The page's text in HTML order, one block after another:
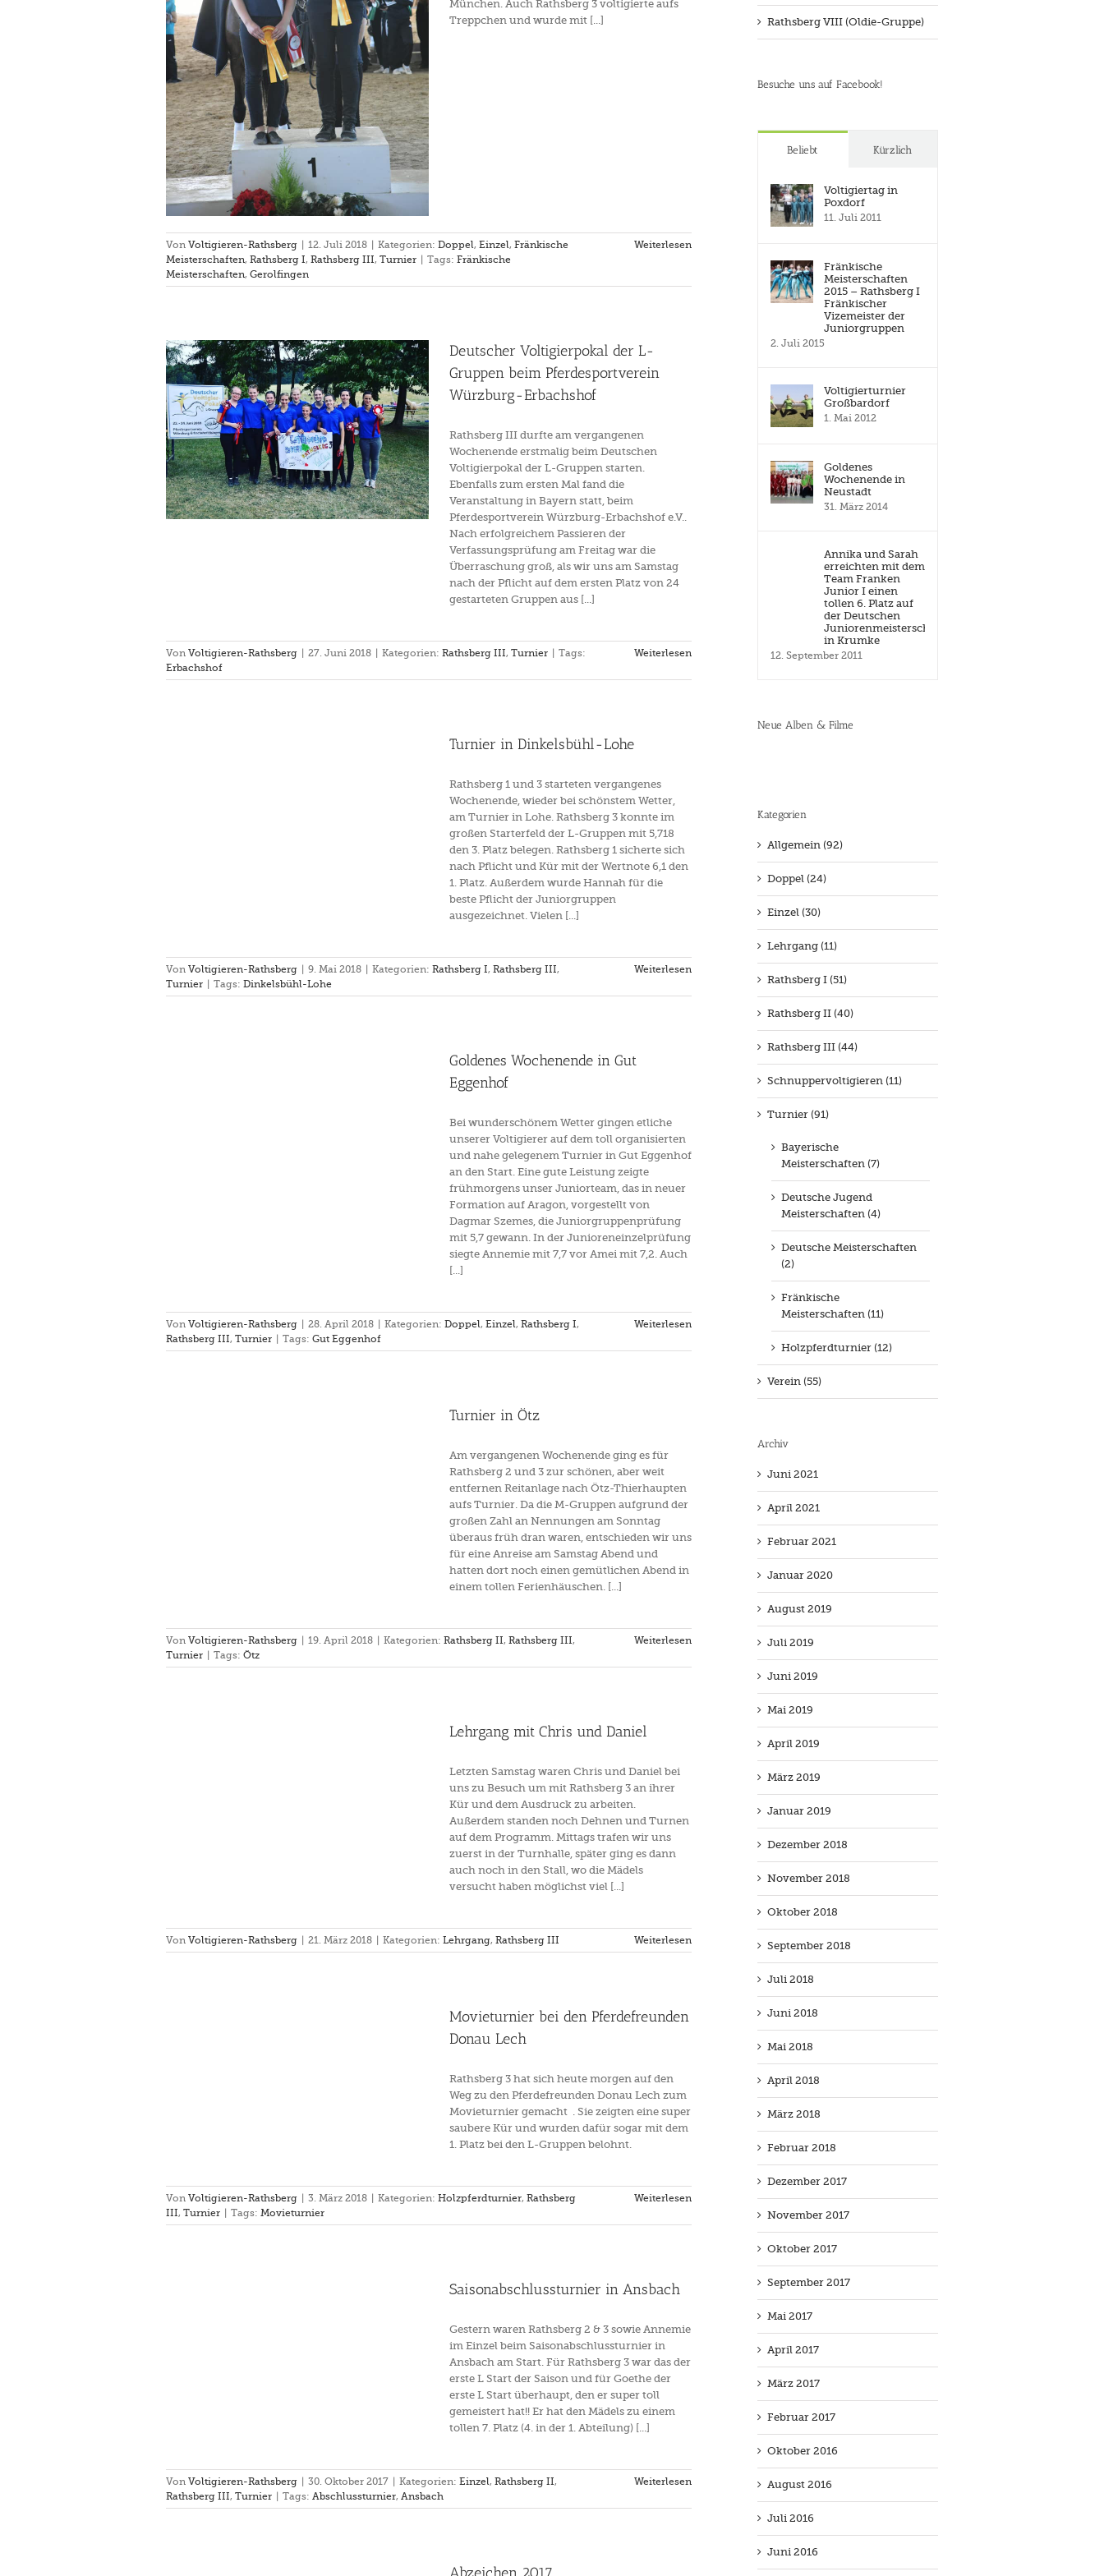
München. Auch Rathsberg 3 voltigierte aufs
Treppchen und wurde mit [...]
Von Voltigieren-Rathsberg 12. Juli 2018 Kategorien: Doppel, Einzel, Fränkische
Meisterschaften, Rathsberg I, Rathsberg III, Turnier Tags: Fränkische
Meisterschaften, Gerolfingen
Weiterlesen
Deutscher Voltigierpokal der L-
Gruppen beim Pferdesportverein
Würzburg-Erbachshof
Rathsberg III durfte am vergangenen
Wochenende erstmalig beim Deutschen
Voltigierpokal der L-Gruppen starten.
Ebenfalls zum ersten Mal fand die
Veranstaltung in Bayern statt, beim
Pferdesportverein Würzburg-Erbachshof e.V..
Nach erfolgreichem Passieren der
Verfassungsprüfung am Freitag war die
Überraschung groß, als wir uns am Samstag
nach der Pflicht auf dem ersten Platz von 24
gestarteten Gruppen aus [...]
Von Voltigieren-Rathsberg 27. Juni 2018 Kategorien: Rathsberg III, Turnier
Tags:
Erbachshof
Weiterlesen
Turnier in Dinkelsbühl-Lohe
Rathsberg 1 und 3 starteten vergangenes
Wochenende, wieder bei schönstem Wetter,
am Turnier in Lohe. Rathsberg 3 konnte im
großen Starterfeld der L-Gruppen mit 5,718
den 3. Platz belegen. Rathsberg 1 sicherte sich
nach Pflicht und Kür mit der Wertnote 6,1 den
1. Platz. Außerdem wurde Hannah für die
beste Pflicht der Juniorgruppen
ausgezeichnet. Vielen [...]
Von Voltigieren-Rathsberg 9. Mai 2018 Kategorien: Rathsberg I, Rathsberg III,
Turnier
Tags: Dinkelsbühl-Lohe
Weiterlesen
Goldenes Wochenende in Gut
Eggenhof
Bei wunderschönem Wetter gingen etliche
unserer Voltigierer auf dem toll organisierten
und nahe gelegenem Turnier in Gut Eggenhof
an den Start. Eine gute Leistung zeigte
frühmorgens unser Juniorteam, das in neuer
Formation auf Aragon, vorgestellt von
Dagmar Szemes, die Juniorgruppenprüfung
mit 5,7 gewann. In der Junioreneinzelprüfung
siegte Annemie mit 7,7 vor Amei mit 7,2. Auch
[...]
Von Voltigieren-Rathsberg 28. April 2018 Kategorien: Doppel, Einzel, Rathsberg I,
Rathsberg III, Turnier Tags: Gut Eggenhof
Weiterlesen
Turnier in Ötz
Am vergangenen Wochenende ging es für
Rathsberg 2 und 3 zur schönen, aber weit
entfernen Reitanlage nach Ötz-Thierhaupten
aufs Turnier. Da die M-Gruppen aufgrund der
großen Zahl an Nennungen am Sonntag
überaus früh dran waren, entschieden wir uns
für eine Anreise am Samstag Abend und
hatten dort noch einen gemütlichen Abend in
einem tollen Ferienhäuschen. [...]
Von Voltigieren-Rathsberg 19. April 2018 Kategorien: Rathsberg II, Rathsberg III,
Turnier
Tags: Ötz
Weiterlesen
Lehrgang mit Chris und Daniel
Letzten Samstag waren Chris und Daniel bei
uns zu Besuch um mit Rathsberg 3 an ihrer
Kür und dem Ausdruck zu arbeiten.
Außerdem standen noch Dehnen und Turnen
auf dem Programm. Mittags trafen wir uns
zuerst in der Turnhalle, später ging es dann
auch noch in den Stall, wo die Mädels
versucht haben möglichst viel [...]
Von Voltigieren-Rathsberg 21. März 2018 Kategorien: Lehrgang, Rathsberg III Weiterlesen
Movieturnier bei den Pferdefreunden
Donau Lech
Rathsberg 3 hat sich heute morgen auf den
Weg zu den Pferdefreunden Donau Lech zum
Movieturnier gemacht . Sie zeigten eine super
saubere Kür und wurden dafür sogar mit dem
1. Platz bei den L-Gruppen belohnt.
Von Voltigieren-Rathsberg 3. März 2018 Kategorien: Holzpferdturnier, Rathsberg
III, Turnier Tags: Movieturnier
Weiterlesen
Saisonabschlussturnier in Ansbach
Gestern waren Rathsberg 2 & 3 sowie Annemie
im Einzel beim Saisonabschlussturnier in
Ansbach am Start. Für Rathsberg 3 war das der
erste L Start der Saison und für Goethe der
erste L Start überhaupt, den er super toll
gemeistert hat!! Er hat den Mädels zu einem
tollen 7. Platz (4. in der 1. Abteilung) [...]
Von Voltigieren-Rathsberg 30. Oktober 2017 Kategorien: Einzel, Rathsberg II,
Rathsberg III, Turnier Tags: Abschlussturnier, Ansbach
Weiterlesen
Rathsberg VIII (Oldie-Gruppe)
Besuche uns auf Facebook!
Beliebt Kürzlich
Voltigiertag in
Poxdorf
11. Juli 2011
Fränkische
Meisterschaften
2015 – Rathsberg I
Fränkischer
Vizemeister der
Juniorgruppen
2. Juli 2015
Voltigierturnier
Großbardorf
1. Mai 2012
Goldenes
Wochenende in
Neustadt
31. März 2014
Annika und Sarah
erreichten mit dem
Team Franken
Junior I einen
tollen 6. Platz auf
der Deutschen
Juniorenmeisterschaft
in Krumke
12. September 2011
Neue Alben & Filme
Kategorien
Allgemein (92)
Doppel (24)
Einzel (30)
Lehrgang (11)
Rathsberg I (51)
Rathsberg II (40)
Rathsberg III (44)
Schnuppervoltigieren (11)
Turnier (91)
Bayerische
Meisterschaften (7)
Deutsche Jugend
Meisterschaften (4)
Deutsche Meisterschaften
(2)
Fränkische
Meisterschaften (11)
Holzpferdturnier (12)
Verein (55)
Archiv
Juni 2021
April 2021
Februar 2021
Januar 2020
August 2019
Juli 2019
Juni 2019
Mai 2019
April 2019
März 2019
Januar 2019
Dezember 2018
November 2018
Oktober 2018
September 2018
Juli 2018
Juni 2018
Mai 2018
April 2018
März 2018
Februar 2018
Dezember 2017
November 2017
Oktober 2017
September 2017
Mai 2017
April 2017
März 2017
Februar 2017
Oktober 2016
August 2016
Juli 2016
Juni 2016